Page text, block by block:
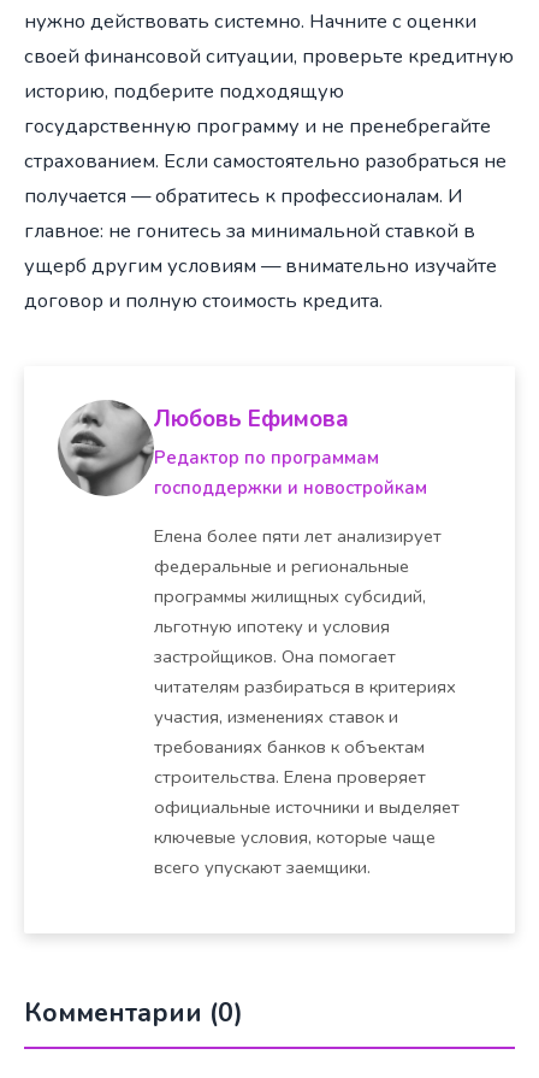
нужно действовать системно. Начните с оценки
своей финансовой ситуации, проверьте кредитную
историю, подберите подходящую
государственную программу и не пренебрегайте
страхованием. Если самостоятельно разобраться не
получается — обратитесь к профессионалам. И
главное: не гонитесь за минимальной ставкой в
ущерб другим условиям — внимательно изучайте
договор и полную стоимость кредита.
Любовь Ефимова
Редактор по программам
господдержки и новостройкам
Елена более пяти лет анализирует
федеральные и региональные
программы жилищных субсидий,
льготную ипотеку и условия
застройщиков. Она помогает
читателям разбираться в критериях
участия, изменениях ставок и
требованиях банков к объектам
строительства. Елена проверяет
официальные источники и выделяет
ключевые условия, которые чаще
всего упускают заемщики.
Комментарии (0)